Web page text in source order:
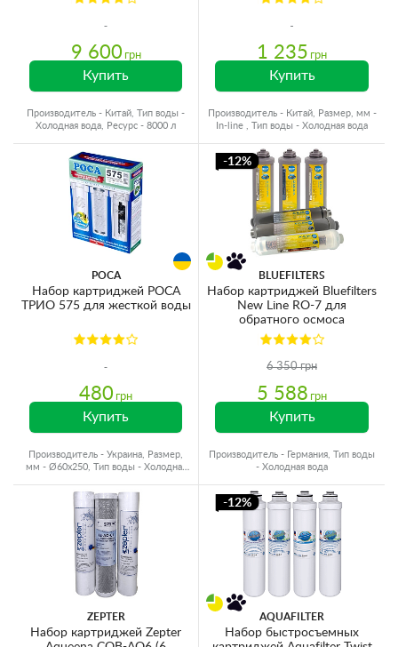
100-73, WT-100-74, WT-100-
9 600 грн
Купить
Производитель - Китай, Тип воды -
Холодная вода, Ресурс - 8000 л
1 235 грн
Купить
Производитель - Китай, Размер, мм -
In-line , Тип воды - Холодная вода
РОСА
Набор картриджей РОСА
ТРИО 575 для жесткой воды
480 грн
Купить
Производитель - Украина, Размер,
мм - Ø60x250, Тип воды - Холодная
-12%
BLUEFILTERS
Набор картриджей Bluefilters
New Line RO-7 для
обратного осмоса
6 350 грн
5 588 грн
Купить
Производитель - Германия, Тип воды
- Холодная вода
ZEPTER
Набор картриджей Zepter
-12%
AQUAFILTER
Набор быстросъемных